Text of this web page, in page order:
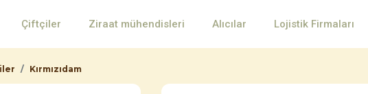
Çiftçiler Ziraat mühendisleri Alıcılar Lojistik Firmaları
Kırmızıdam